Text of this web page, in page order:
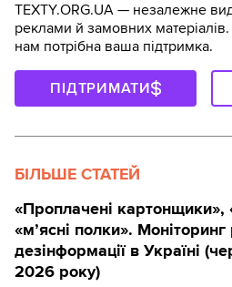
TEXTY.ORG.UA — незалежне
реклами й замовних
нам потрібна ваша підтримка.
ПІДТРИМАТИ
БІЛЬШЕ СТАТЕЙ
«Проплачені картонщики»,
«м’ясні полки». Моніторинг
дезінформації в Україні
2026 року)